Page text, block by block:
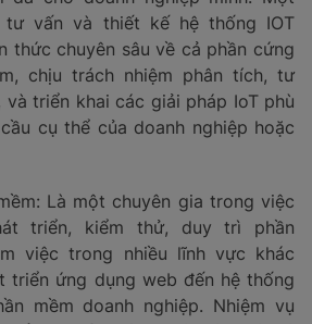
tư vấn và thiết kế hệ thống IOT
thức chuyên sâu về cả phần cứng
chịu trách nhiệm phân tích, tư
và triển khai các giải pháp IoT phù
cụ thể của doanh nghiệp hoặc
Là một chuyên gia trong việc
triển, kiểm thử, duy trì phần
việc trong nhiều lĩnh vực khác
triển ứng dụng web đến hệ thống
mềm doanh nghiệp. Nhiệm vụ